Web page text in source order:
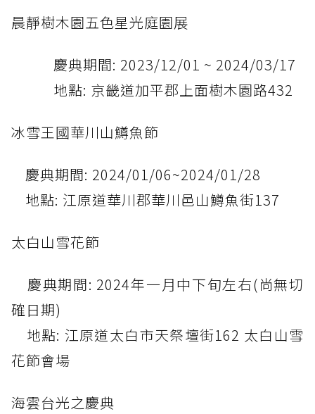
晨靜樹木園五色星光庭園展
慶典期間: 2023/12/01 ~ 2024/03/17
地點: 京畿道加平郡上面樹木園路432
冰雪王國華川山鱒魚節
慶典期間: 2024/01/06~2024/01/28
地點: 江原道華川郡華川邑山鱒魚街137
太白山雪花節
慶典期間: 2024年一月中下旬左右(尚無切
確日期)
地點: 江原道太白市天祭壇街162 太白山雪
花節會場
海雲台光之慶典